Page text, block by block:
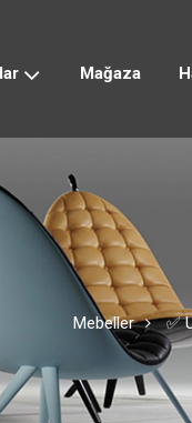
Mağaza
Mebeller ✅